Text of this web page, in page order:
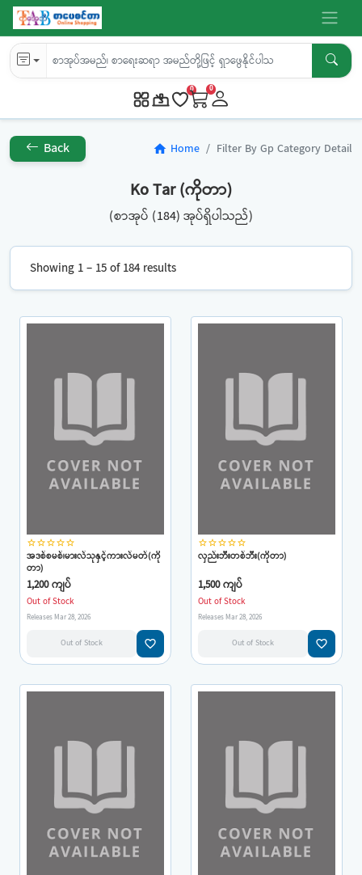
0 0
Back home Home Filter By Gp Category Detail
Ko Tar (ကိုတာ)
(စာအုပ် (184) အုပ်ရှိပါသည်)
Showing 1 – 15 of 184 results
star_borderstar_borderstar_borderstar_borderstar_border
အဒစ်စမစ်၊မားလ်သုနှင့်ကားလ်မတ်(ကို
တာ)
1,200 ကျပ်
Out of Stock
Releases Mar 28, 2026
Out of Stock favorite_border
star_borderstar_borderstar_borderstar_borderstar_border
လှည်းဘီးတစ်ဘီး(ကိုတာ)
1,500 ကျပ်
Out of Stock
Releases Mar 28, 2026
Out of Stock favorite_border